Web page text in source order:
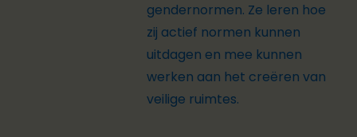
gendernormen. Ze leren hoe
zij actief normen kunnen
uitdagen en mee kunnen
werken aan het creëren van
veilige ruimtes.